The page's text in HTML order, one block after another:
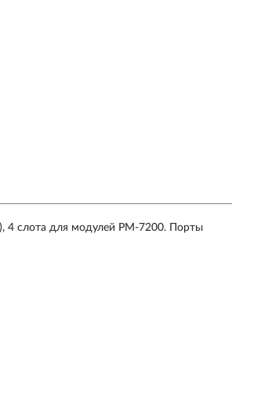
4 слота для модулей PM-7200. Порты